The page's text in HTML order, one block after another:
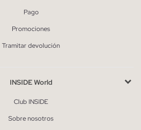
Pago
Promociones
Tramitar devolución
INSIDE World
Club INSIDE
Sobre nosotros